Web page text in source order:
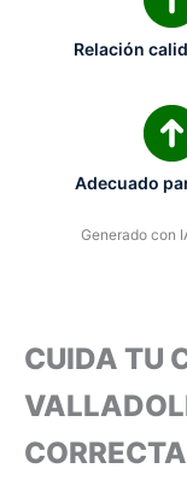
Relación
Adecuado
Generado con
CUIDA TU